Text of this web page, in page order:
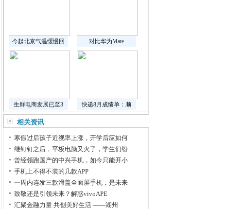
今起北京气温缓慢回 对比华为Mate
生鲜电商发展已至3 快递8月成绩单：顺
相关资讯
寒假过后孩子近视率上涨，开学后应如何
继钉钉之后，平板电脑又火了，学生们纷
曾经领跑国产的中兴手机，如今只能开小
手机上不得不装的几款APP
一周内连发三款滑盖全面屏手机，是未来
致敬还是引领未来？解惑vivoAPE
汇聚金融力量 共创美好生活 ——湖州